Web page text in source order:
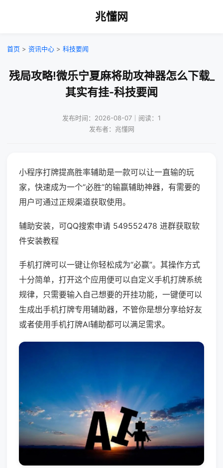
兆懂网
首页 > 资讯中心 > 科技要闻
残局攻略!微乐宁夏麻将助攻神器怎么下载_
其实有挂-科技要闻
发布时间：2026-08-07｜阅读：1
发布者：兆懂网
小程序打牌提高胜率辅助是一款可以让一直输的玩
家，快速成为一个“必胜”的输赢辅助神器，有需要的
用户可通过正规渠道获取使用。
辅助安装，可QQ搜索申请 549552478 进群获取软
件安装教程
手机打牌可以一键让你轻松成为“必赢”。其操作方式
十分简单，打开这个应用便可以自定义手机打牌系统
规律，只需要输入自己想要的开挂功能，一键便可以
生成出手机打牌专用辅助器，不管你是想分享给好友
或者使用手机打牌AI辅助都可以满足需求。